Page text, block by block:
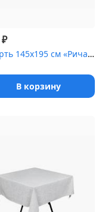
₽
Скатерть 145х195 см «Ричард» шампань [(гладь)]
В корзину